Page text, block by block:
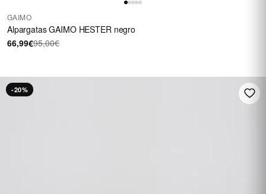
GAIMO
Alpargatas GAIMO HESTER negro
66,99€95,00€
-20%